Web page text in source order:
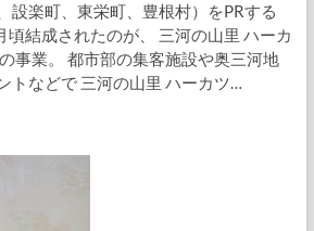
設楽町、東栄町、豊根村）をPRする
頃結成されたのが、 三河の山里 ハーカ
事業。 都市部の集客施設や奥三河地
トなどで 三河の山里 ハーカツ…